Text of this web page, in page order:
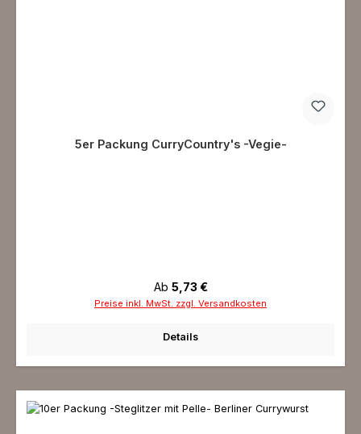
5er Packung CurryCountry's -Vegie-
Regulärer Preis:
Ab 5,73 €
Preise inkl. MwSt. zzgl. Versandkosten
Details